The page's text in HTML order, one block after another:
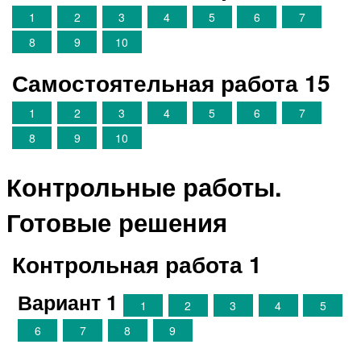
1 2 3 4 5 6
7
8
9 10
Самостоятельная работа 15
1 2 3 4 5 6
7
8
9 10
Контрольные работы.
Готовые решения
Контрольная работа 1
Вариант 1 1 2 3 4
5
6
7 8 9